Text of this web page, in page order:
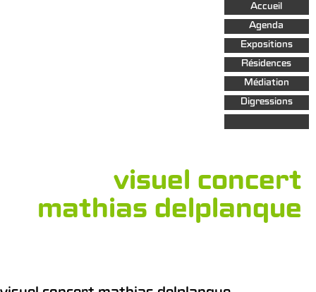
Aller au
contenu
principal
Accueil
Agenda
Expositions
Résidences
Médiation
Digressions
visuel concert
mathias delplanque